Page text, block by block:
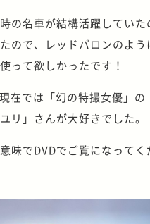
の名車が結構活躍していた
ので、レッドバロンのよう
って欲しかったです！
在では「幻の特撮女優」の
リ」さんが大好きでした。
味でDVDでご覧になって